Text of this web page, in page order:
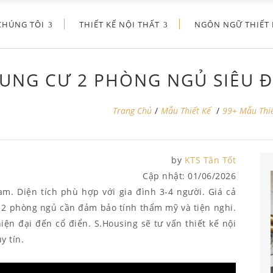
TÔI THIẾT KẾ NỘI THẤT NGÔN NGỮ THIẾT
CƯ 2 PHÒNG NGỦ SIÊU
Trang Chủ / Mẫu Thiết Kế / 99+ Mẫu
by KTS Tân Tốt
Cập nhật:01/06/2026
Diện tích phù hợp với gia đình 3-4 người. Giá cả
phòng ngủ cần đảm bảo tính thẩm mỹ và tiện nghi.
đại đến cổ điển. S.Housing sẽ tư vấn thiết kế nội
tín.